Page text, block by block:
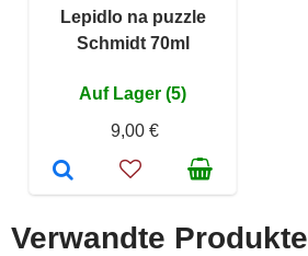
Lepidlo na puzzle
Schmidt 70ml
Auf Lager (5)
9,00 €
Verwandte Produkte